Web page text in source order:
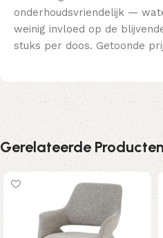
onderhoudsvriendelijk —
weinig invloed op de
stuks per doos. Getoonde
Gerelateerde Producten